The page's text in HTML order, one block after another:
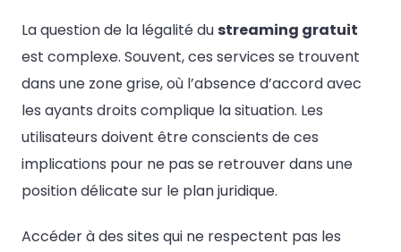
La question de la légalité du streaming gratuit
est complexe. Souvent, ces services se trouvent
dans une zone grise, où l’absence d’accord avec
les ayants droits complique la situation. Les
utilisateurs doivent être conscients de ces
implications pour ne pas se retrouver dans une
position délicate sur le plan juridique.
Accéder à des sites qui ne respectent pas les